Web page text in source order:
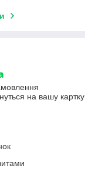
на вашу картку